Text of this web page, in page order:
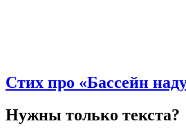
Стих про «Бассейн
Нужны только текста?